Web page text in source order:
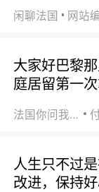
闲聊法国 网站
大家好巴黎
庭居留第一
法国你问我答
人生只不过
改进，保持